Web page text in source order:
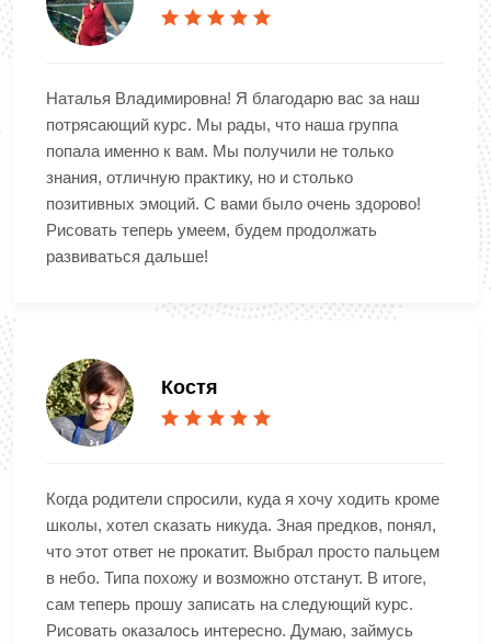
Наталья Владимировна! Я благодарю вас за наш
потрясающий курс. Мы рады, что наша группа
попала именно к вам. Мы получили не только
знания, отличную практику, но и столько
позитивных эмоций. С вами было очень здорово!
Рисовать теперь умеем, будем продолжать
развиваться дальше!
Костя
Когда родители спросили, куда я хочу ходить кроме
школы, хотел сказать никуда. Зная предков, понял,
что этот ответ не прокатит. Выбрал просто пальцем
в небо. Типа похожу и возможно отстанут. В итоге,
сам теперь прошу записать на следующий курс.
Рисовать оказалось интересно. Думаю, займусь